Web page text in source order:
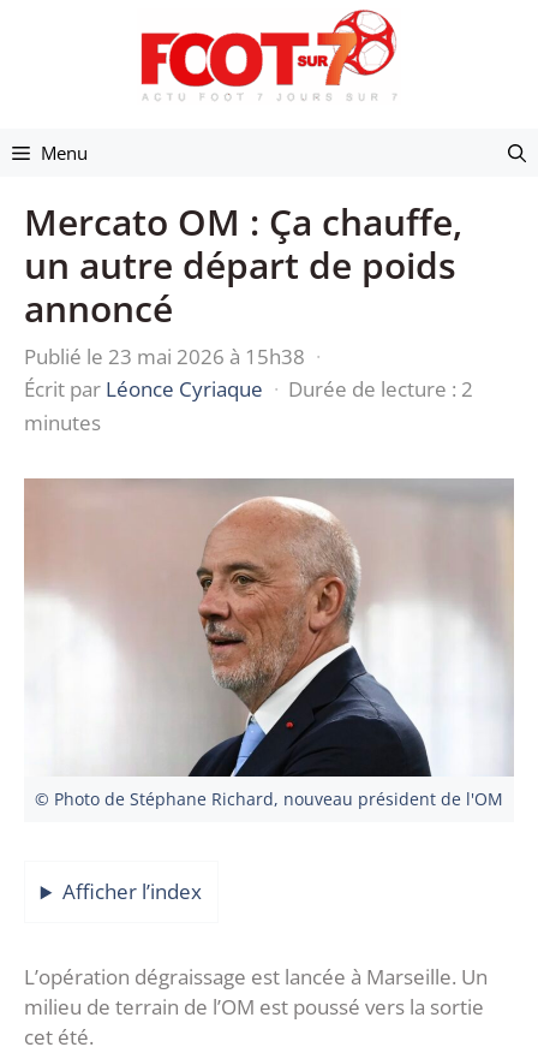
Menu
Mercato OM : Ça chauffe,
un autre départ de poids
annoncé
Publié le 23 mai 2026 à 15h38 ·
Écrit par Léonce Cyriaque · Durée de lecture : 2
minutes
© Photo de Stéphane Richard, nouveau président de l'OM
Afficher l’index
L’opération dégraissage est lancée à Marseille. Un
milieu de terrain de l’OM est poussé vers la sortie
cet été.